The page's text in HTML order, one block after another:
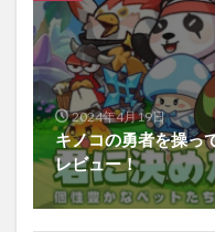
2024年4月19日
キノコの勇者を操っ
レビュー！